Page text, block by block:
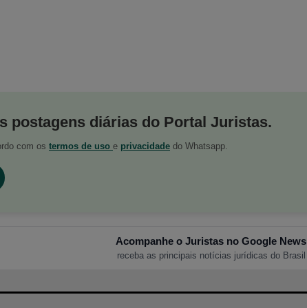
postagens diárias do Portal Juristas.
com os termos de uso e privacidade do Whatsapp.
Acompanhe o Juristas no Google News
receba as principais notícias jurídicas do Brasil